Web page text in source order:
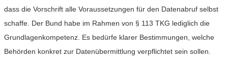
dass die Vorschrift alle Voraussetzungen für den Datenabruf selbst
schaffe. Der Bund habe im Rahmen von § 113 TKG lediglich die
Grundlagenkompetenz. Es bedürfe klarer Bestimmungen, welche
Behörden konkret zur Datenübermittlung verpflichtet sein sollen.